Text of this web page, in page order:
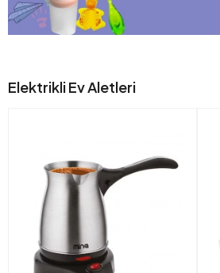
Elektrikli Ev Aletleri